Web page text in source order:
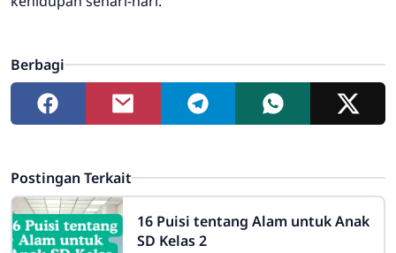
Berbagi
Postingan Terkait
16 Puisi tentang Alam untuk Anak
SD Kelas 2